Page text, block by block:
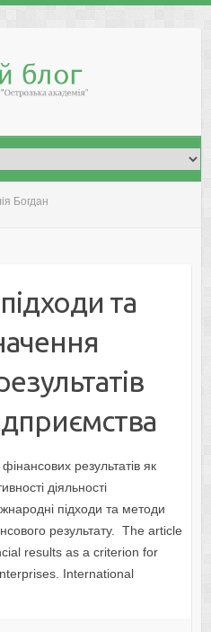
Богдан
та
фінансових результатів як
діяльності
підходи та методи
результату. The article
results as a criterion for
International